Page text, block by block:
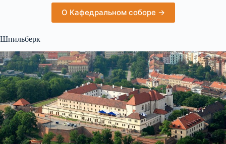
О Кафедральном соборе →
Шпильберк